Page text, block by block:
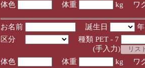
体色
体重 kg ワ
お名前 誕生日
区分
種類 PET - 7
(手入力)
体色
体重 kg ワ